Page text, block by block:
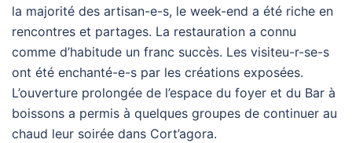
la majorité des artisan-e-s, le week-end a été riche en
rencontres et partages. La restauration a connu
comme d’habitude un franc succès. Les visiteu-r-se-s
ont été enchanté-e-s par les créations exposées.
L’ouverture prolongée de l’espace du foyer et du Bar à
boissons a permis à quelques groupes de continuer au
chaud leur soirée dans Cort’agora.